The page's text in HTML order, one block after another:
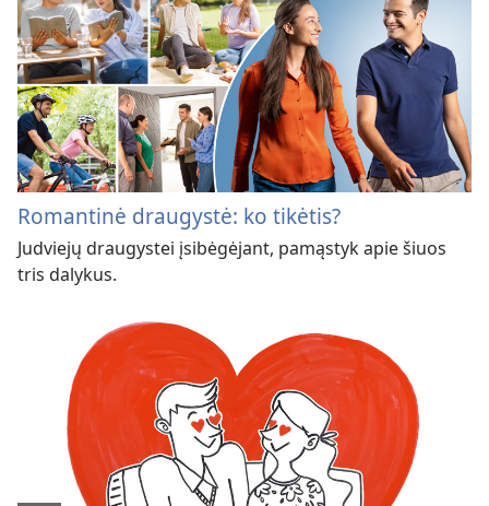
Romantinė draugystė: ko tikėtis?
Judviejų draugystei įsibėgėjant, pamąstyk apie šiuos
tris dalykus.